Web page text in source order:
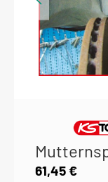
61,45 €